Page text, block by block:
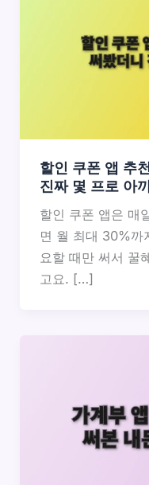
할인 쿠폰 앱 추
진짜 몇 프로 아
할인 쿠폰 앱은 매
면 월 최대 30%까
요할 때만 써서 꿀
고요. […]